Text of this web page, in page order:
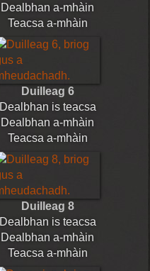
Dealbhan a-mhàin
Teacsa a-mhàin
Duilleag 6
Dealbhan is teacsa
Dealbhan a-mhàin
Teacsa a-mhàin
Duilleag 8
Dealbhan is teacsa
Dealbhan a-mhàin
Teacsa a-mhàin